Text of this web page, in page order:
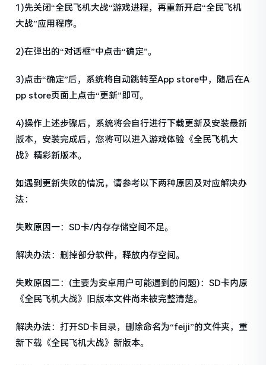
1)先关闭“全民飞机大战“游戏进程，再重新开启“全民飞机
大战”应用程序。
2)在弹出的“对话框”中点击“确定”。
3)点击“确定”后，系统将自动跳转至App store中，随后在A
pp store页面上点击“更新”即可。
4)操作上述步骤后，系统将会自行进行下载更新及安装最新
版本，安装完成后，您将可以进入游戏体验《全民飞机大
战》精彩新版本。
如遇到更新失败的情况，请参考以下两种原因及对应解决办
法：
失败原因一：SD卡/内存存储空间不足。
解决办法：删掉部分软件，释放内存空间。
失败原因二：(主要为安卓用户可能遇到的问题)：SD卡内原
《全民飞机大战》旧版本文件尚未被完整清楚。
解决办法：打开SD卡目录，删除命名为“feiji”的文件夹，重
新下载《全民飞机大战》新版本。